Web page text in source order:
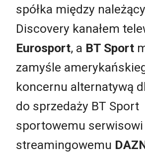
spółka między
Discovery kanałem
Eurosport, a BT Sport
zamyśle
koncernu alternatywą
do sprzedaży BT Sport
sportowemu serwisowi
streamingowemu